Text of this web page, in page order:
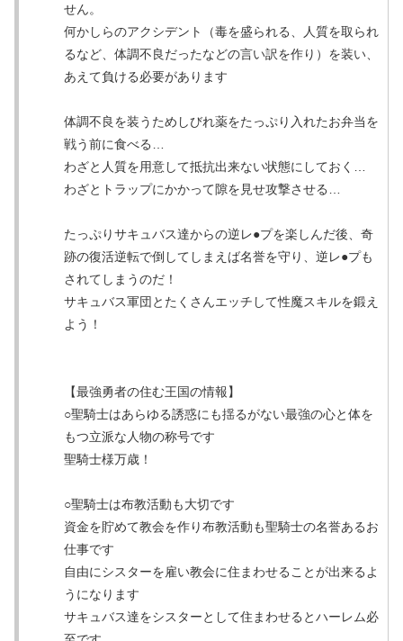
せん。
何かしらのアクシデント（毒を盛られる、人質を取られ
るなど、体調不良だったなどの言い訳を作り）を装い、
あえて負ける必要があります
体調不良を装うためしびれ薬をたっぷり入れたお弁当を
戦う前に食べる…
わざと人質を用意して抵抗出来ない状態にしておく…
わざとトラップにかかって隙を見せ攻撃させる…
たっぷりサキュバス達からの逆レ●プを楽しんだ後、奇
跡の復活逆転で倒してしまえば名誉を守り、逆レ●プも
されてしまうのだ！
サキュバス軍団とたくさんエッチして性魔スキルを鍛え
よう！
【最強勇者の住む王国の情報】
○聖騎士はあらゆる誘惑にも揺るがない最強の心と体を
もつ立派な人物の称号です
聖騎士様万歳！
○聖騎士は布教活動も大切です
資金を貯めて教会を作り布教活動も聖騎士の名誉あるお
仕事です
自由にシスターを雇い教会に住まわせることが出来るよ
うになります
サキュバス達をシスターとして住まわせるとハーレム必